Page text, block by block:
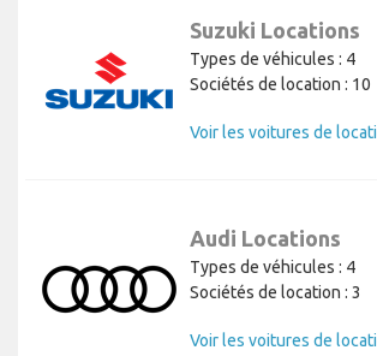
Suzuki Locations
Types de véhicules : 4
Sociétés de location : 10
Voir les voitures de
Audi Locations
Types de véhicules : 4
Sociétés de location : 3
Voir les voitures de